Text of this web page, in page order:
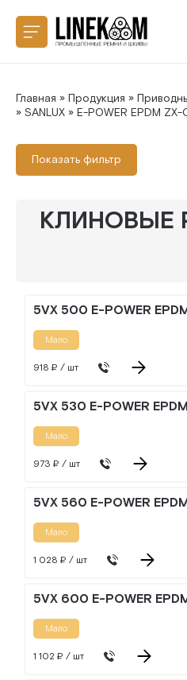
Главная » Продукция »
» SANLUX » E-POWER EPDM
Показать фильтр
КЛИНОВЫЕ
5VX 500 E-POWER
Мало
918 ₽ / шт
5VX 530 E-POWER
Мало
973 ₽ / шт
5VX 560 E-POWER
Мало
1 028 ₽ / шт
5VX 600 E-POWER
Мало
1 102 ₽ / шт
Назад
SANLUX
MITSUBOSHI
GATES